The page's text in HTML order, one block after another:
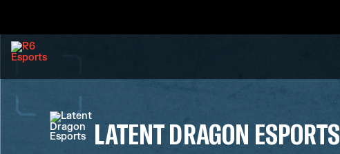
LATENT DRAGON ESPORTS